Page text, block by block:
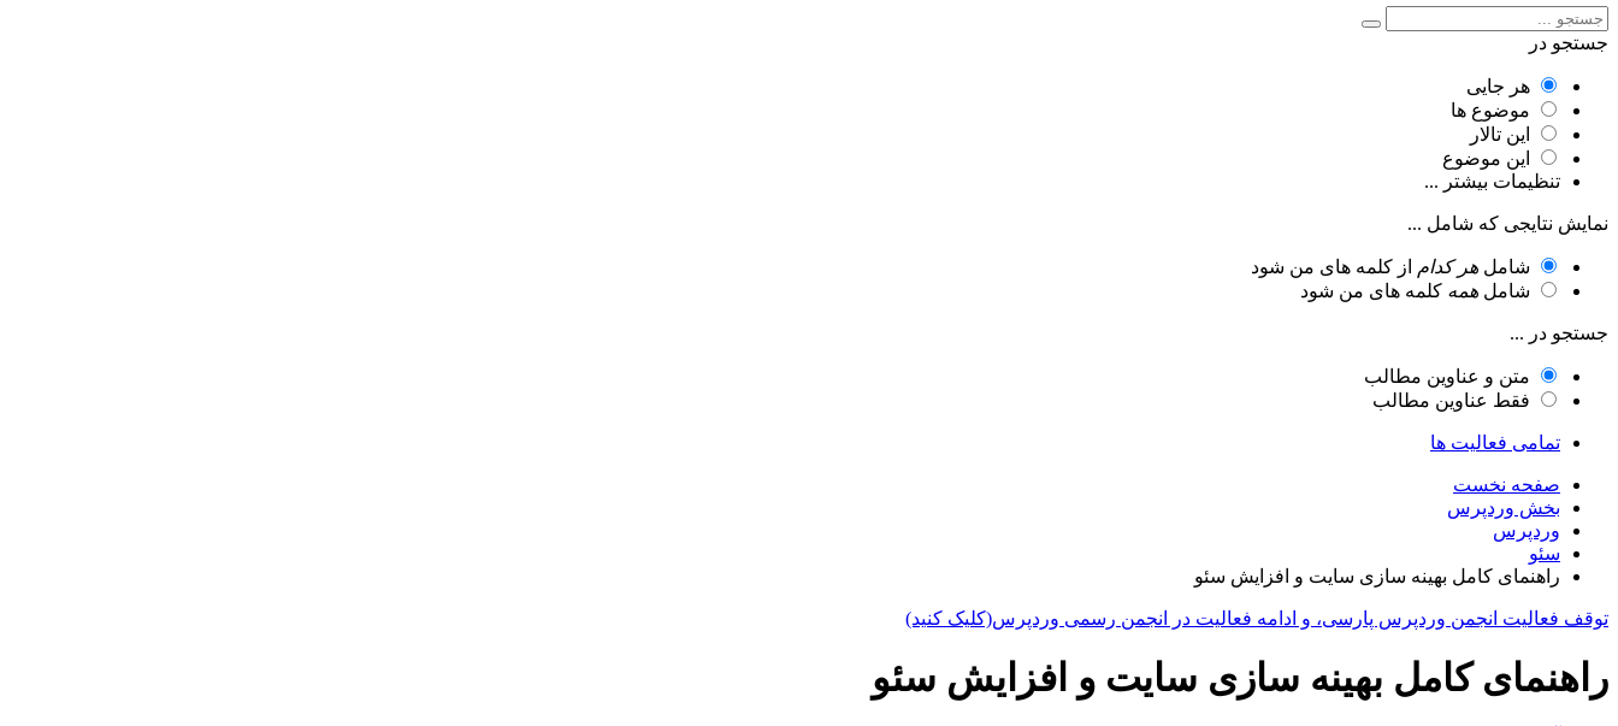
جستجو در
هر جایی
موضوع ها
این تالار
این موضوع
تنظیمات بیشتر ...
نمایش نتایجی که شامل ...
شامل هر کدام از کلمه های من شود
شامل همه کلمه های من شود
جستجو در ...
متن و عناوین مطالب
فقط عناوین مطالب
تمامی فعالیت ها
صفحه نخست
بخش وردپرس
وردپرس
سئو
راهنمای کامل بهینه سازی سایت و افزایش سئو
توقف فعالیت انجمن وردپرس پارسی، و ادامه فعالیت در انجمن رسمی وردپرس(کلیک کنید)
راهنمای کامل بهینه سازی سایت و افزایش سئو